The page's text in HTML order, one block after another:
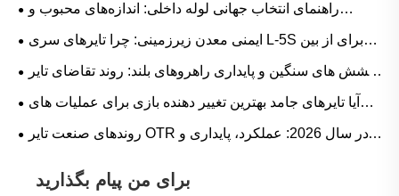
راهنمای انتخاب جهانی لوله داخلی: اندازه‌های محبوب و
برنامه‌های مبتنی بر سناریو برای لاستیک طبیعی در مقابل بوتیل
ایمنی معدن زیرزمینی: چرا تایرهای سری L-5S برای از بین
بردن زمان توقف پرهزینه LHD حیاتی هستند
کشش های سنگین و پایداری راهروهای بلند: روند تقاضای تایر
آیا تایرهای جامد بهترین تغییر دهنده بازی برای عملیات های
سنگین هستند؟
روندهای صنعت تایر OTR در سال 2026: عملکرد، پایداری و
برای من پیام بگذارید